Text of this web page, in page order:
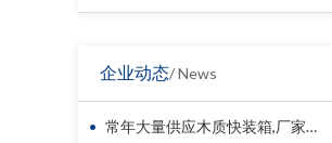
企业动态/ News
• 常年大量供应木质快装箱,厂家直销,量大从优